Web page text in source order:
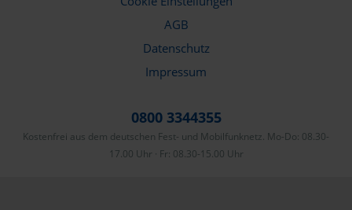
AGB
Datenschutz
Impressum
0800 3344355
Kostenfrei aus dem deutschen Fest- und Mobilfunknetz. Mo-Do: 08.30-
17.00 Uhr · Fr: 08.30-15.00 Uhr